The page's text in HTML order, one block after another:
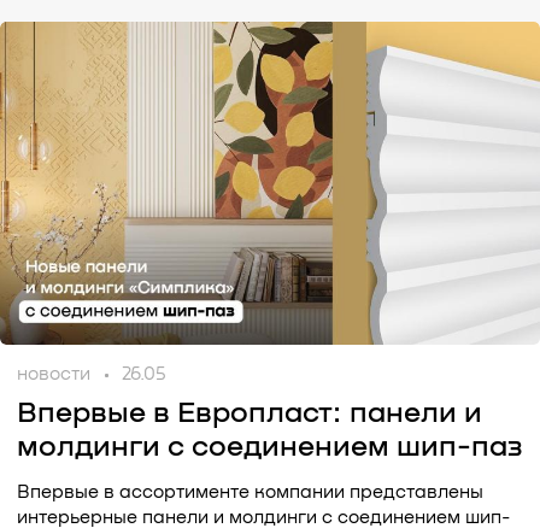
новости 26.05
Впервые в Европласт: панели и
молдинги с соединением шип-паз
Впервые в ассортименте компании представлены
интерьерные панели и молдинги с соединением шип-